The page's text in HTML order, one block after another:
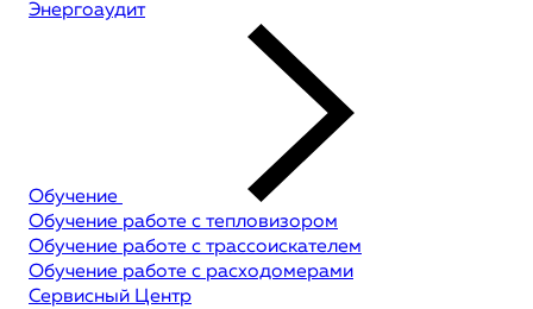
Энергоаудит
Обучение
Обучение работе с тепловизором
Обучение работе с трассоискателем
Обучение работе с расходомерами
Сервисный Центр